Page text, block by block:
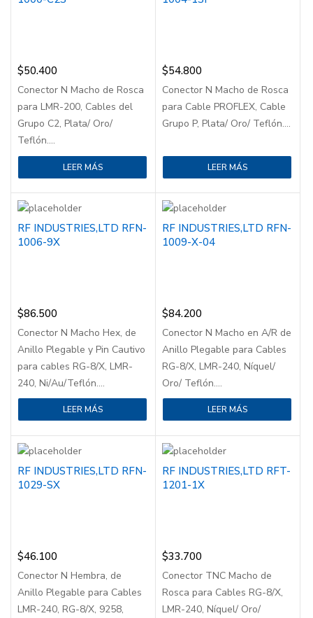
$50.400
Conector N Macho de Rosca
para LMR-200, Cables del
Grupo C2, Plata/ Oro/
Teflón....
LEER MÁS
$54.800
Conector N Macho de Rosca
para Cable PROFLEX, Cable
Grupo P, Plata/ Oro/ Teflón....
LEER MÁS
RF INDUSTRIES,LTD RFN-
1006-9X
$86.500
Conector N Macho Hex, de
Anillo Plegable y Pin Cautivo
para cables RG-8/X, LMR-
240, Ni/Au/Teflón....
LEER MÁS
RF INDUSTRIES,LTD RFN-
1009-X-04
$84.200
Conector N Macho en A/R de
Anillo Plegable para Cables
RG-8/X, LMR-240, Níquel/
Oro/ Teflón....
LEER MÁS
RF INDUSTRIES,LTD RFN-
1029-SX
$46.100
Conector N Hembra, de
Anillo Plegable para Cables
LMR-240, RG-8/X, 9258,
RF INDUSTRIES,LTD RFT-
1201-1X
$33.700
Conector TNC Macho de
Rosca para Cables RG-8/X,
LMR-240, Níquel/ Oro/